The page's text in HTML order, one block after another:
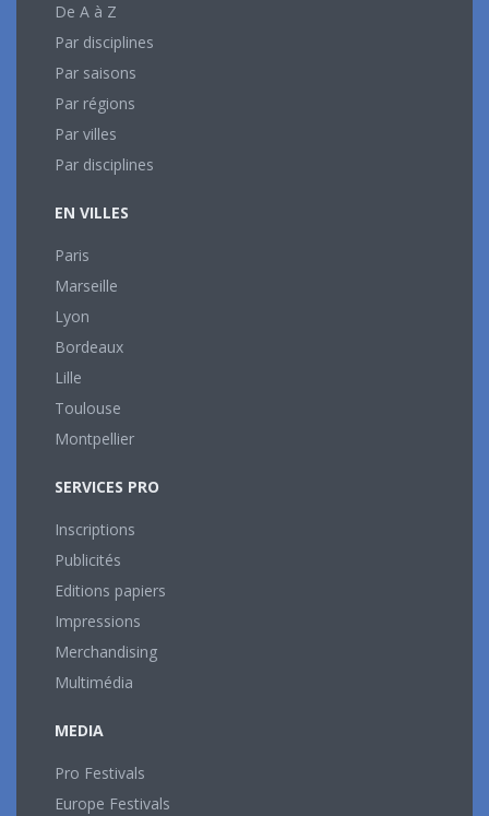
De A à Z
Par disciplines
Par saisons
Par régions
Par villes
Par disciplines
EN VILLES
Paris
Marseille
Lyon
Bordeaux
Lille
Toulouse
Montpellier
SERVICES PRO
Inscriptions
Publicités
Editions papiers
Impressions
Merchandising
Multimédia
MEDIA
Pro Festivals
Europe Festivals